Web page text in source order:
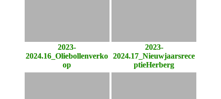
2023-
2024.16_Oliebollenverko
op
2023-
2024.17_Nieuwjaarsrece
ptieHerberg